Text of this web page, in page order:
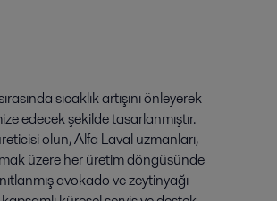
sıcaklık artışını önleyerek
edecek şekilde tasarlanmıştır.
olun, Alfa Laval uzmanları,
üzere her üretim döngüsünde
avokado ve zeytinyağı